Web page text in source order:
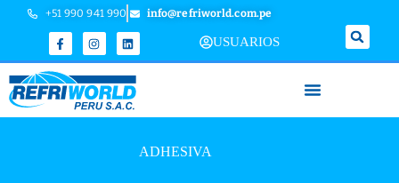
+51 990 941 990 info@refriworld.com.pe
USUARIOS
ADHESIVA